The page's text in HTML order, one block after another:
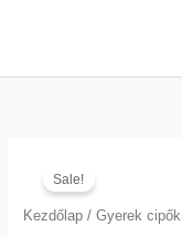
Sale!
Kezdőlap /Gyerek cipők
price
Taylor
All